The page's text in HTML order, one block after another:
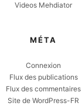
Videos Mehdiator
MÉTA
Connexion
Flux des publications
Flux des commentaires
Site de WordPress-FR